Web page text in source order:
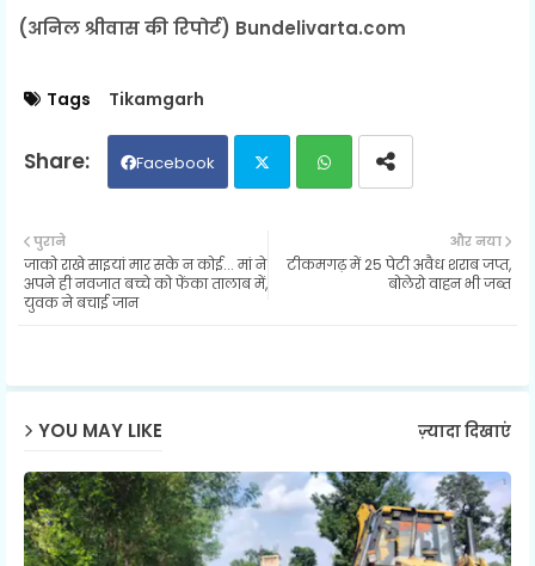
(अनिल श्रीवास की रिपोर्ट) Bundelivarta.com
Tags Tikamgarh
Facebook
ter ats
और नया
टीकमगढ़ में 25 पेटी अवैध शराब जप्त,
बोलेरो वाहन भी जब्त
पुराने
जाको राखे साइयां मार सके न कोई... मां ने
अपने ही नवजात बच्चे को फेंका तालाब में,
युवक ने बचाई जान
YOU MAY LIKE ज़्यादा दिखाएं